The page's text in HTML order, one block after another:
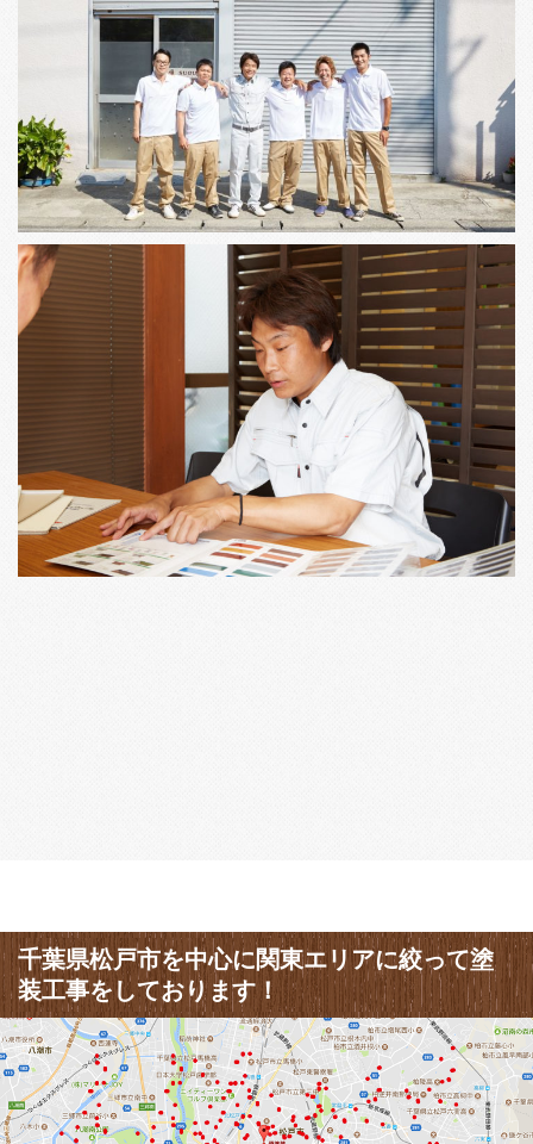
千葉県松戸市を中心に関東エリアに絞って塗
装工事をしております！